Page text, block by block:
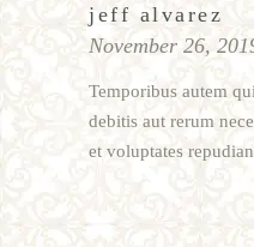
jeff alvarez
November 26,
Temporibus autem
debitis aut rerum
et voluptates